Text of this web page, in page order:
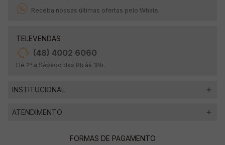
Receba nossas últimas ofertas pelo Whats.
TELEVENDAS
(48) 4002 6060
De 2ª a Sábado das 8h às 18h.
INSTITUCIONAL
ATENDIMENTO
FORMAS DE PAGAMENTO